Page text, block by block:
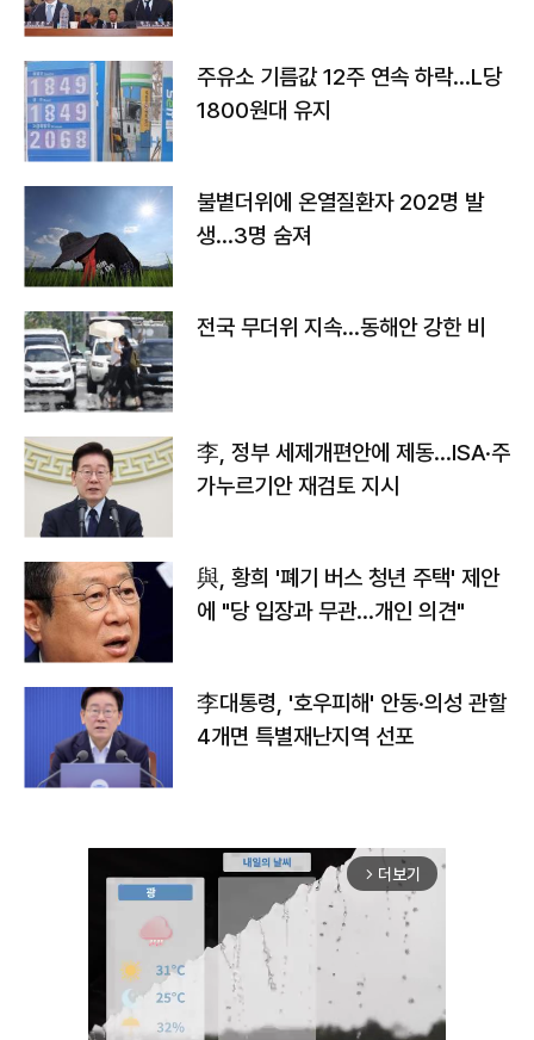
주유소 기름값 12주 연속 하락…L당
1800원대 유지
불볕더위에 온열질환자 202명 발
생…3명 숨져
전국 무더위 지속…동해안 강한 비
李, 정부 세제개편안에 제동…ISA·주
가누르기안 재검토 지시
與, 황희 '폐기 버스 청년 주택' 제안
에 "당 입장과 무관…개인 의견"
李대통령, '호우피해' 안동·의성 관할
4개면 특별재난지역 선포
arrow_forward_ios 더보기